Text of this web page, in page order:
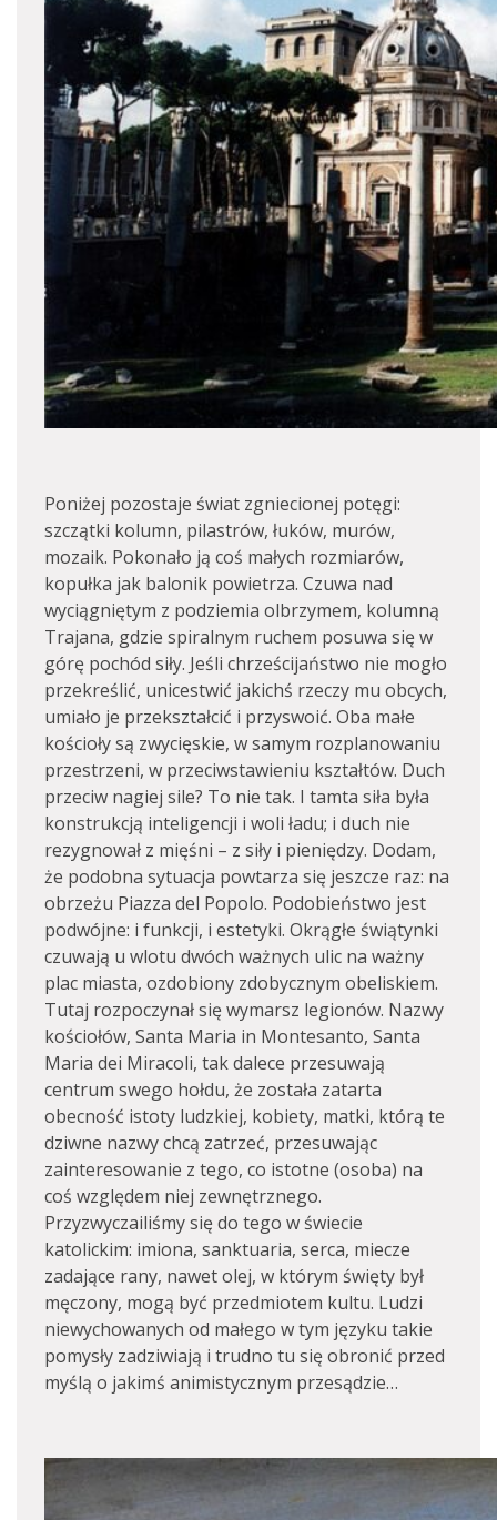
Poniżej pozostaje świat zgniecionej potęgi:
szczątki kolumn, pilastrów, łuków, murów,
mozaik. Pokonało ją coś małych rozmiarów,
kopułka jak balonik powietrza. Czuwa nad
wyciągniętym z podziemia olbrzymem, kolumną
Trajana, gdzie spiralnym ruchem posuwa się w
górę pochód siły. Jeśli chrześcijaństwo nie mogło
przekreślić, unicestwić jakichś rzeczy mu obcych,
umiało je przekształcić i przyswoić. Oba małe
kościoły są zwycięskie, w samym rozplanowaniu
przestrzeni, w przeciwstawieniu kształtów. Duch
przeciw nagiej sile? To nie tak. I tamta siła była
konstrukcją inteligencji i woli ładu; i duch nie
rezygnował z mięśni – z siły i pieniędzy. Dodam,
że podobna sytuacja powtarza się jeszcze raz: na
obrzeżu Piazza del Popolo. Podobieństwo jest
podwójne: i funkcji, i estetyki. Okrągłe świątynki
czuwają u wlotu dwóch ważnych ulic na ważny
plac miasta, ozdobiony zdobycznym obeliskiem.
Tutaj rozpoczynał się wymarsz legionów. Nazwy
kościołów, Santa Maria in Montesanto, Santa
Maria dei Miracoli, tak dalece przesuwają
centrum swego hołdu, że została zatarta
obecność istoty ludzkiej, kobiety, matki, którą te
dziwne nazwy chcą zatrzeć, przesuwając
zainteresowanie z tego, co istotne (osoba) na
coś względem niej zewnętrznego.
Przyzwyczailiśmy się do tego w świecie
katolickim: imiona, sanktuaria, serca, miecze
zadające rany, nawet olej, w którym święty był
męczony, mogą być przedmiotem kultu. Ludzi
niewychowanych od małego w tym języku takie
pomysły zadziwiają i trudno tu się obronić przed
myślą o jakimś animistycznym przesądzie…